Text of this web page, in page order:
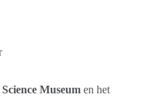
Museum en het